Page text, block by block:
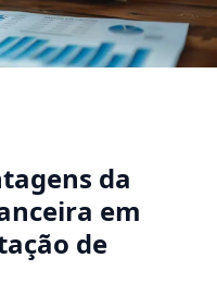
da
em
de